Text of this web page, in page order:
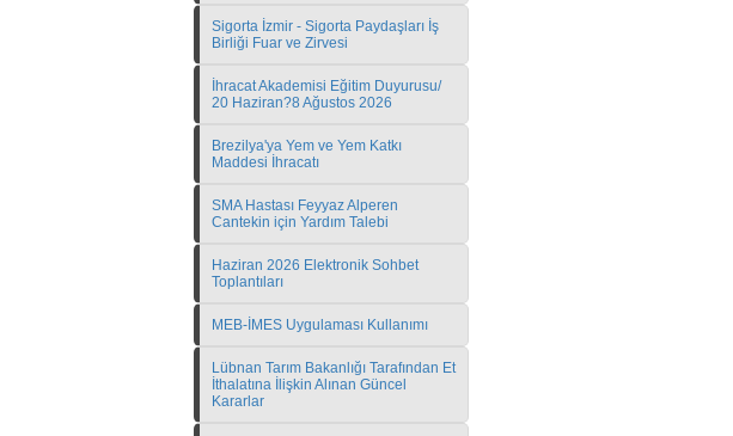
Sigorta İzmir - Sigorta Paydaşları İş
Birliği Fuar ve Zirvesi
İhracat Akademisi Eğitim Duyurusu/
20 Haziran?8 Ağustos 2026
Brezilya'ya Yem ve Yem Katkı
Maddesi İhracatı
SMA Hastası Feyyaz Alperen
Cantekin için Yardım Talebi
Haziran 2026 Elektronik Sohbet
Toplantıları
MEB-İMES Uygulaması Kullanımı
Lübnan Tarım Bakanlığı Tarafından Et
İthalatına İlişkin Alınan Güncel
Kararlar